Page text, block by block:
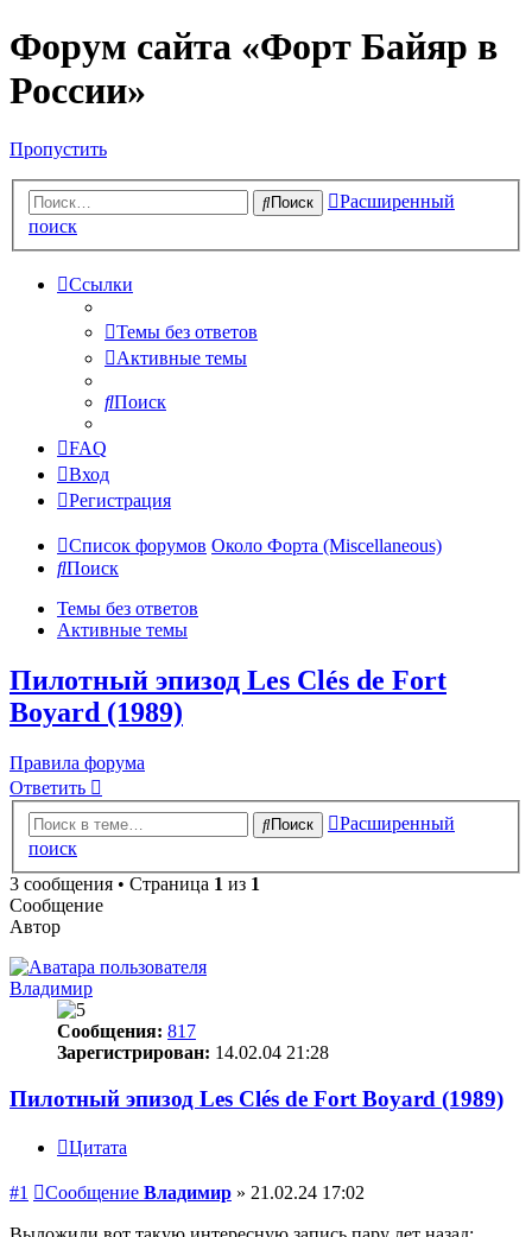
Форум сайта «Форт Байяр в
России»
Пропустить
Поиск
Расширенный
поиск
Ссылки
Темы без ответов
Активные темы
Поиск
FAQ
Вход
Регистрация
Список форумов Около Форта (Miscellaneous)
Поиск
Темы без ответов
Активные темы
Пилотный эпизод Les Clés de Fort
Boyard (1989)
Правила форума
Ответить
Поиск
Расширенный
поиск
3 сообщения • Страница 1 из 1
Сообщение
Автор
Владимир
Сообщения: 817
Зарегистрирован: 14.02.04 21:28
Пилотный эпизод Les Clés de Fort Boyard (1989)
Цитата
#1 Сообщение Владимир » 21.02.24 17:02